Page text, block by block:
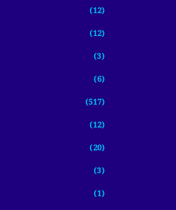
(12)
(12)
(3)
(6)
(517)
(12)
(20)
(3)
(1)